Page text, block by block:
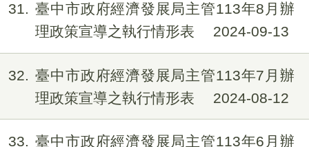
31
臺中市政府經濟發展局主管113年8月辦
理政策宣導之執行情形表
2024-09-13
32
臺中市政府經濟發展局主管113年7月辦
理政策宣導之執行情形表
2024-08-12
33
臺中市政府經濟發展局主管113年6月辦